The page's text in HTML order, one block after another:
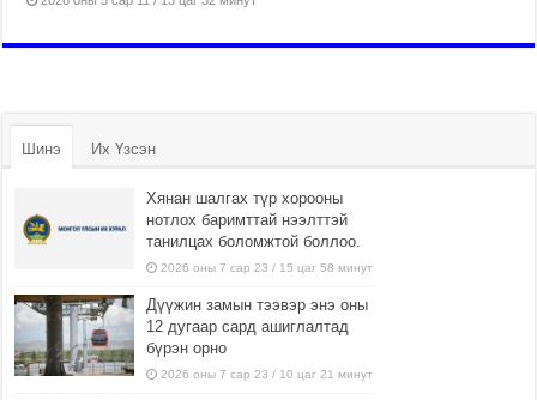
Шинэ Их Үзсэн
Хянан шалгах түр хорооны
нотлох баримттай нээлттэй
танилцах боломжтой боллоо.
2026 оны 7 сар 23 / 15 цаг 58 минут
Дүүжин замын тээвэр энэ оны
12 дугаар сард ашиглалтад
бүрэн орно
2026 оны 7 сар 23 / 10 цаг 21 минут